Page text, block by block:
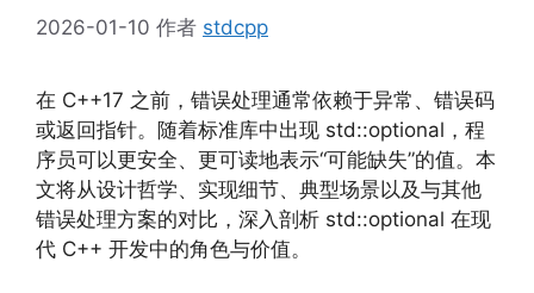
2026-01-10 作者 stdcpp
在 C++17 之前，错误处理通常依赖于异常、错误码
或返回指针。随着标准库中出现 std::optional，程
序员可以更安全、更可读地表示“可能缺失”的值。本
文将从设计哲学、实现细节、典型场景以及与其他
错误处理方案的对比，深入剖析 std::optional 在现
代 C++ 开发中的角色与价值。